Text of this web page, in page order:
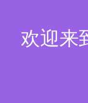
欢迎来